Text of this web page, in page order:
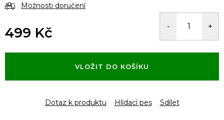
Možnosti doručení
499 Kč
cena:
VLOŽIT DO KOŠÍKU
Dotaz k produktu Hlídací pes Sdílet